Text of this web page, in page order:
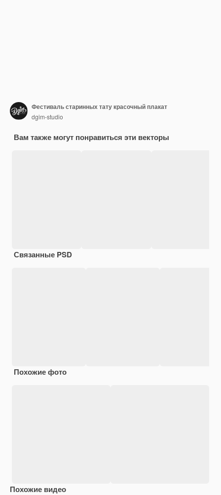
Фестиваль старинных тату красочный плакат
dgim-studio
Вам также могут понравиться эти векторы
Связанные PSD
Похожие фото
Похожие видео